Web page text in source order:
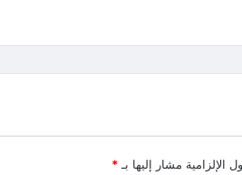
الإلزامية مشار إليها بـ*